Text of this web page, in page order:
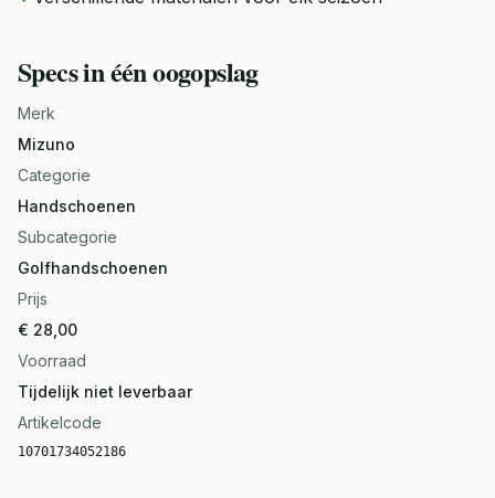
Specs in één oogopslag
Merk
Mizuno
Categorie
Handschoenen
Subcategorie
Golfhandschoenen
Prijs
€ 28,00
Voorraad
Tijdelijk niet leverbaar
Artikelcode
10701734052186